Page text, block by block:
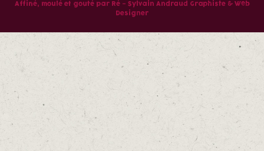
Affiné, moulé et gouté par Ré – Sylvain Andraud Graphiste & Web
Designer